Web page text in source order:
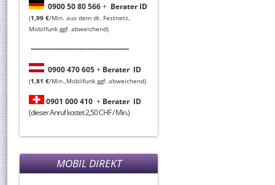
0900 50 80 566+ Berater ID
(1,99 €/Min. aus dem dt. Festnetz,
Mobilfunk ggf. abweichend)
----------------------------------------
0900 470 605+ Berater ID
(1,81 €/Min.,Mobilfunk ggf. abweichend)
0901 000 410 + Berater ID
(dieser Anruf kostet 2,50 CHF / Min.)
MOBIL DIREKT